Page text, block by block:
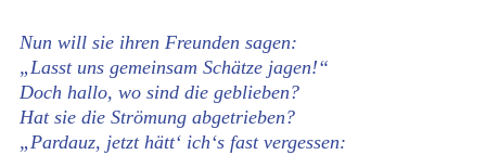
Nun will sie ihren Freunden sagen:
„Lasst uns gemeinsam Schätze jagen!“
Doch hallo, wo sind die geblieben?
Hat sie die Strömung abgetrieben?
„Pardauz, jetzt hätt‘ ich‘s fast vergessen: